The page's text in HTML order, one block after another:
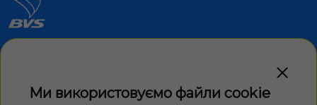
Ми використовуємо файли cookie